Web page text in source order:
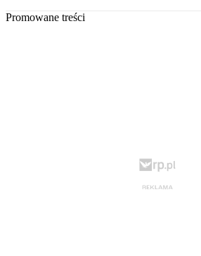
Promowane treści